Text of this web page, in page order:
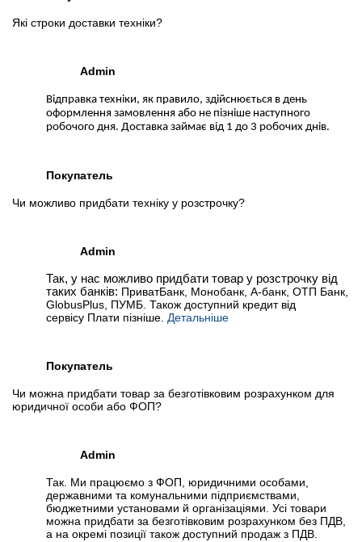
Які строки доставки техніки?
Admin
Відправка техніки, як правило, здійснюється в день
оформлення замовлення або не пізніше наступного
робочого дня. Доставка займає від 1 до 3 робочих днів.
Покупатель
Чи можливо придбати техніку у розстрочку?
Admin
Так, у нас можливо придбати товар у розстрочку від
таких банків: ПриватБанк, Монобанк, А-банк, ОТП Банк,
GlobusPlus, ПУМБ. Також доступний кредит від
сервісу Плати пізніше. Детальніше
Покупатель
Чи можна придбати товар за безготівковим розрахунком для
юридичної особи або ФОП?
Admin
Так. Ми працюємо з ФОП, юридичними особами,
державними та комунальними підприємствами,
бюджетними установами й організаціями. Усі товари
можна придбати за безготівковим розрахунком без ПДВ,
а на окремі позиції також доступний продаж з ПДВ.